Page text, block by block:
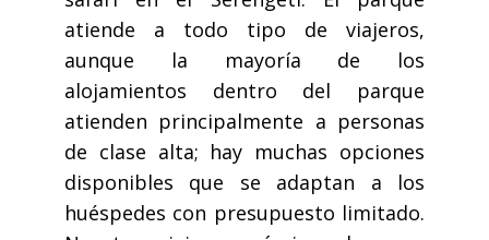
atiende a todo tipo de viajeros,
aunque la mayoría de los
alojamientos dentro del parque
atienden principalmente a personas
de clase alta; hay muchas opciones
disponibles que se adaptan a los
huéspedes con presupuesto limitado.